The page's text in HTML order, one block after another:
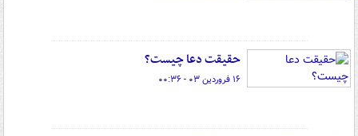
حقیقت دعا چیست؟
۱۶ فروردین ۰۳ - ۰۰:۳۶